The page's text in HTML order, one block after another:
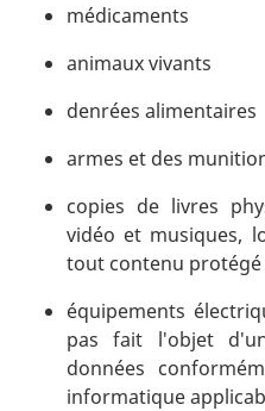
médicaments
animaux vivants
denrées alimentaires
armes et des
copies de livres
vidéo et musiques,
tout contenu
équipements
pas fait l'objet
données
informatique